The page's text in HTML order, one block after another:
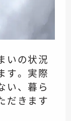
いの状況
す。実際
い、暮ら
だきます